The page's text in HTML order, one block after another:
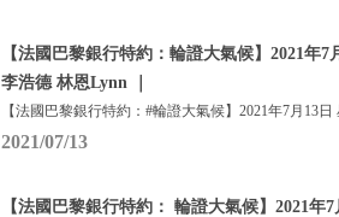
【法國巴黎銀行特約：輪證大氣候】2021年
李浩德 林恩Lynn ｜
【法國巴黎銀行特約：#輪證大氣候】2021年7月13日
2021/07/13
【法國巴黎銀行特約： 輪證大氣候】2021年